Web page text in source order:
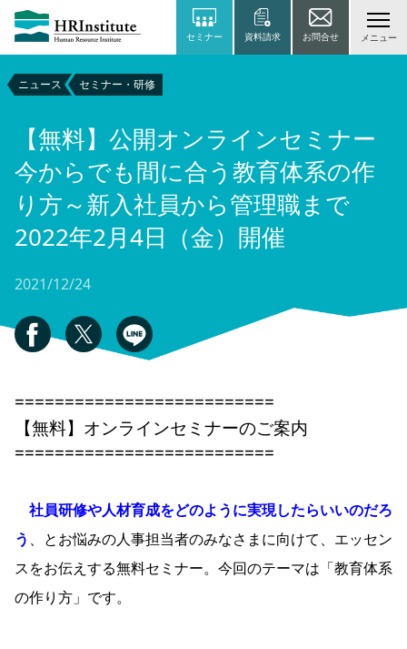
セミナー 資料請求 お問合せ メニュー
ニュース セミナー・研修
【無料】公開オンラインセミナー
今からでも間に合う教育体系の作
り方～新入社員から管理職まで
2022年2月4日（金）開催
2021/12/24
==========================
【無料】オンラインセミナーのご案内
==========================
社員研修や人材育成をどのように実現したらいいのだろ
う 、とお悩みの人事担当者のみなさまに向けて、エッセン
スをお伝えする無料セミナー。今回のテーマは「教育体系
の作り方」です。